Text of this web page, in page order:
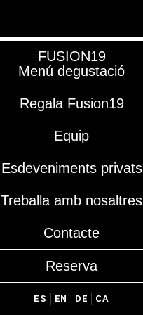
FUSION19
Menú degustació
Regala Fusion19
Equip
Esdeveniments privats
Treballa amb nosaltres
Contacte
Reserva
ES EN DE CA